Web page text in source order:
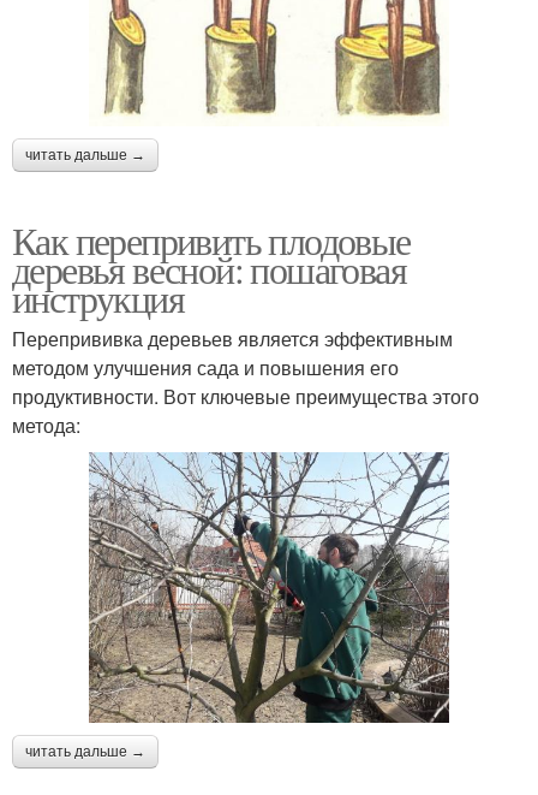
читать дальше →
Как перепривить плодовые
деревья весной: пошаговая
инструкция
Перепрививка деревьев является эффективным
методом улучшения сада и повышения его
продуктивности. Вот ключевые преимущества этого
метода:
читать дальше →